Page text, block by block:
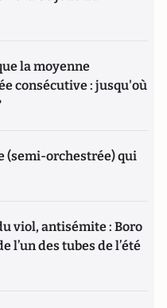
la moyenne
consécutive : jusqu'où
(semi-orchestrée) qui
viol, antisémite : Boro
l’un des tubes de l’été